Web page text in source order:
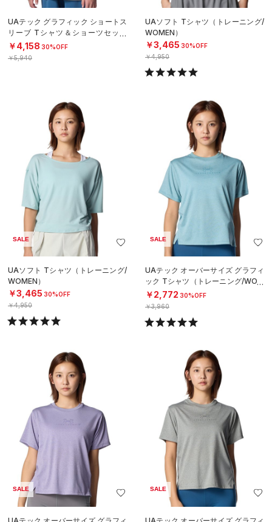
UAテック グラフィック ショートス
リーブ Tシャツ＆ショーツセット
（トレーニング/BOYS）
￥4,158 30%OFF
￥5,940
UAソフト Tシャツ（トレーニング/
WOMEN）
￥3,465 30%OFF
￥4,950
SALE
UAソフト Tシャツ（トレーニング/
WOMEN）
￥3,465 30%OFF
￥4,950
SALE
UAテック オーバーサイズ グラフィ
ック Tシャツ（トレーニング/WOM
EN）
￥2,772 30%OFF
￥3,960
SALE SALE